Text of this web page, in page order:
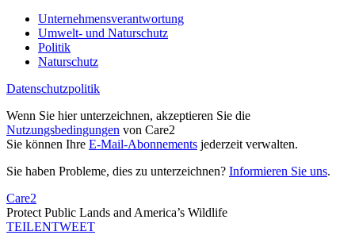
Unternehmensverantwortung
Umwelt- und Naturschutz
Politik
Naturschutz
Datenschutzpolitik
Wenn Sie hier unterzeichnen, akzeptieren Sie die
Nutzungsbedingungen von Care2
Sie können Ihre E-Mail-Abonnements jederzeit verwalten.
Sie haben Probleme, dies zu unterzeichnen? Informieren Sie uns.
Care2
Protect Public Lands and America’s Wildlife
TEILENTWEET